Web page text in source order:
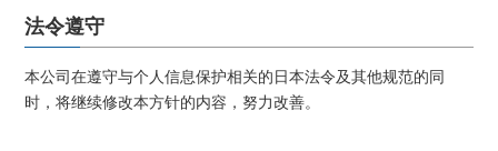
法令遵守
本公司在遵守与个人信息保护相关的日本法令及其他规范的同
时，将继续修改本方针的内容，努力改善。